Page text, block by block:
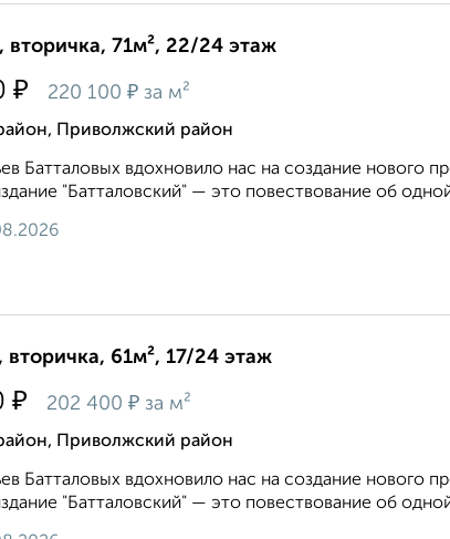
вторичка, 71м², 22/24 этаж
₽ 220 100 ₽ за м²
Приволжский район
Батталовых вдохновило нас на создание нового
"Батталовский" — это повествование об
вторичка, 61м², 17/24 этаж
₽ 202 400 ₽ за м²
Приволжский район
Батталовых вдохновило нас на создание нового
"Батталовский" — это повествование об